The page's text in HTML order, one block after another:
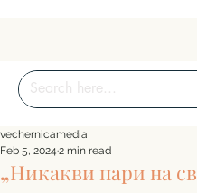
„Никакви пари на
vechernicamedia
Feb 5, 2024 2 min read